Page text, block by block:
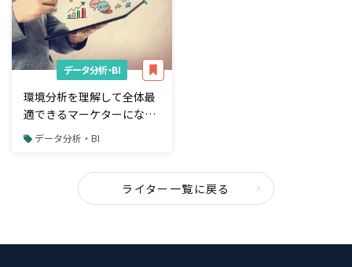
データ分析・BI
環境分析を理解して全体最
適できるマーケターになろ
う！データ分析・BI
ライター一覧に戻る